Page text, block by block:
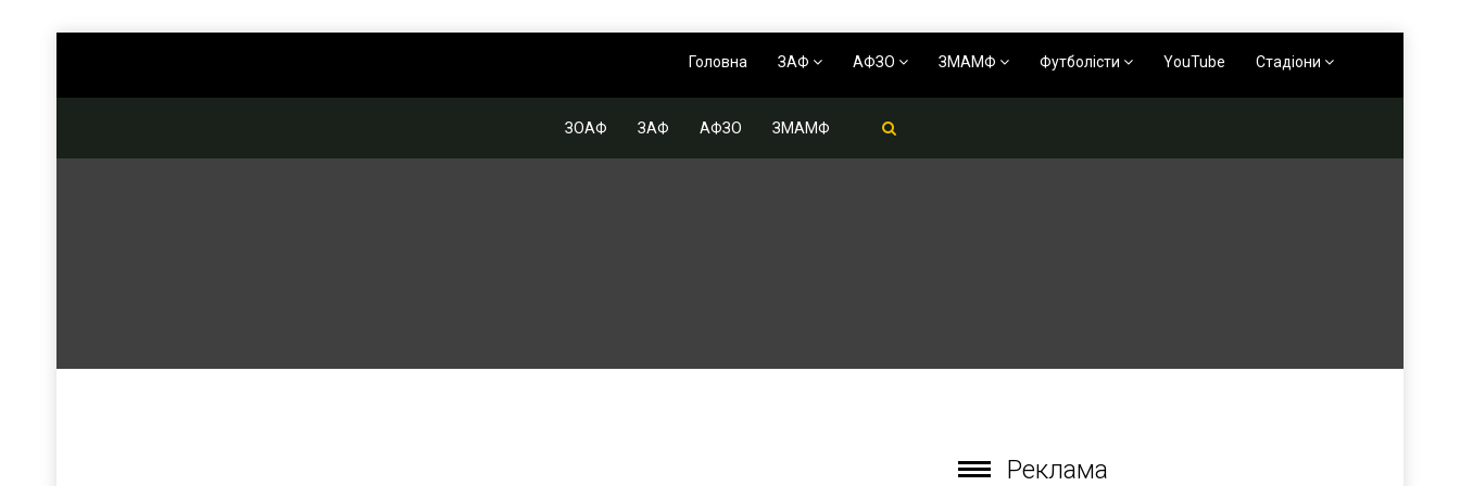
Головна ЗАФ АФЗО ЗМАМФ Футболісти YouTube Стадіони
ЗОАФ ЗАФ АФЗО ЗМАМФ
Реклама